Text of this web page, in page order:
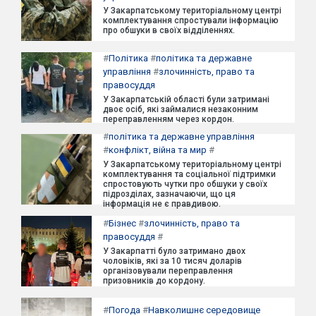
У Закарпатському територіальному центрі
комплектування спростували інформацію
про обшуки в своїх відділеннях.
#Політика #політика та державне
управління #злочинність, право та
правосуддя
У Закарпатській області були затримані
двоє осіб, які займалися незаконним
переправленням через кордон.
#політика та державне управління
#конфлікт, війна та мир #
У Закарпатському територіальному центрі
комплектування та соціальної підтримки
спростовують чутки про обшуки у своїх
підрозділах, зазначаючи, що ця
інформація не є правдивою.
#Бізнес #злочинність, право та
правосуддя #
У Закарпатті було затримано двох
чоловіків, які за 10 тисяч доларів
організовували переправлення
призовників до кордону.
#Погода #Навколишнє середовище